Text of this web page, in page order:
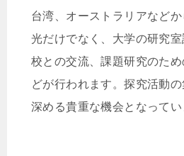
台湾、オーストラリアなど
光だけでなく、大学の研究
校との交流、課題研究のた
どが行われます。探究活動
深める貴重な機会となってい